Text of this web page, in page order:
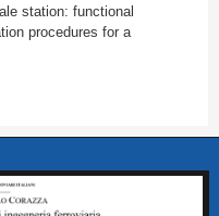
station: functional
procedures for a